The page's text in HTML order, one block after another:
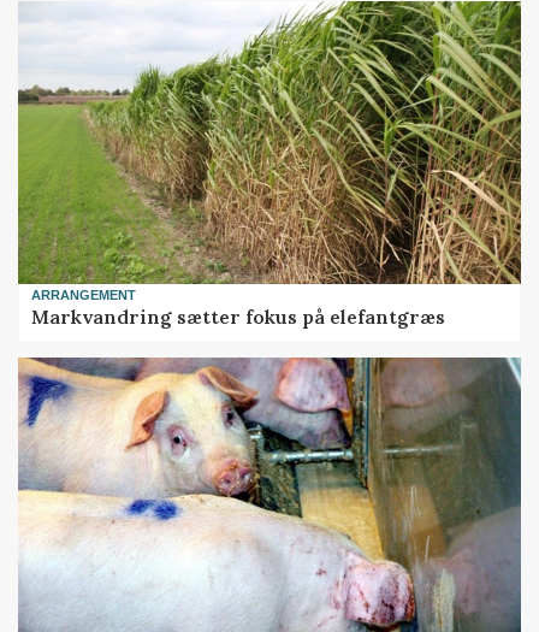
ARRANGEMENT
Markvandring sætter fokus på elefantgræs